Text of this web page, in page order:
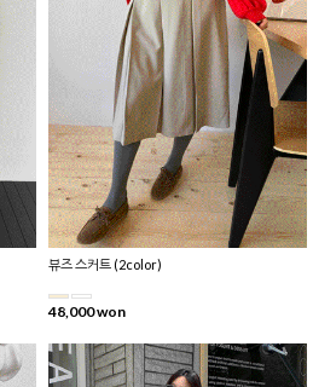
뷰즈 스커트 (2color)
48,000 won